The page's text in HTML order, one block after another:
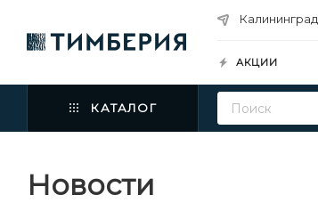
Калининград
АКЦИИ
КАТАЛОГ
Новости